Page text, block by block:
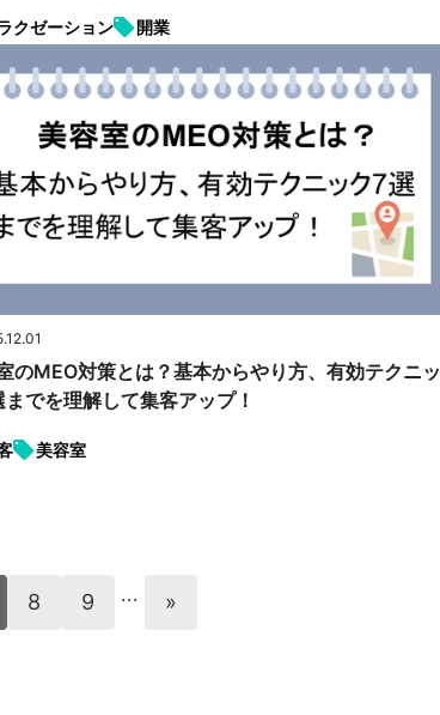
クゼーション 開業
のMEO対策とは？基本からやり方、有効テクニッ
までを理解して集客アップ！
美容室
8 9 ... »